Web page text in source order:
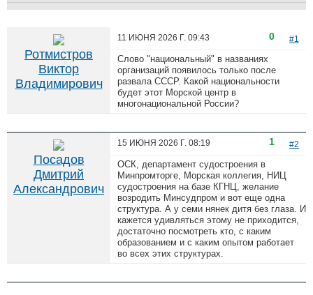
Конференции
Личности
Словарь
Флот
Форум
Отзывы
Все службы
Ротмистров
Виктор
Владимирович
11 ИЮНЯ 2026 Г. 09:43 #1
0
Слово "национальный" в названиях
организаций появилось только после
развала СССР. Какой национальности
будет этот Морской центр в
многонациональной России?
Посадов
Дмитрий
Александрович
15 ИЮНЯ 2026 Г. 08:19 #2
1
ОСК, департамент судостроения в
Минпромторге, Морская коллегия, НИЦ
судостроения на базе КГНЦ, желание
возродить Минсудпром и вот еще одна
структура. А у семи нянек дитя без глаза. И
кажется удивляться этому не приходится,
достаточно посмотреть кто, с каким
образованием и с каким опытом работает
во всех этих структурах.